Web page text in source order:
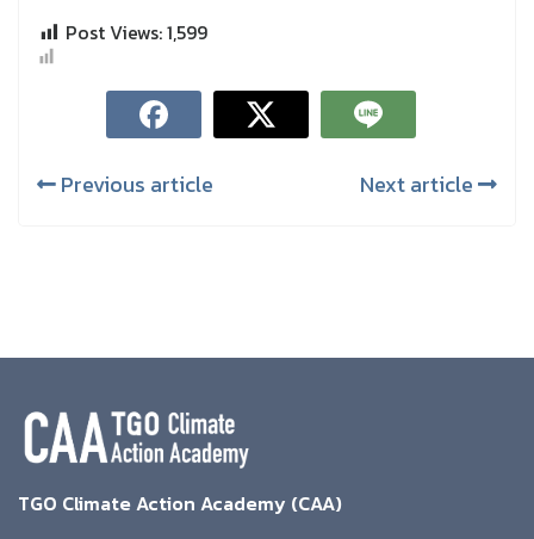
Post Views:1,599
Previous article Next article
TGO Climate Action Academy (CAA)